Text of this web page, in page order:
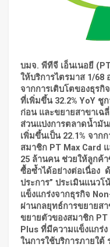
บมจ. พีทีจี เอ็นเนอยี (
ให้บริการไตรมาส 1/68
จากการเติบโตของธุรกิจ
ที่เพิ่มขึ้น 32.2% YoY ชู
ก่อน และขยายสาขาเฉ
ส่วนแบ่งการตลาดน้ำมั
เพิ่มขึ้นเป็น 22.1% จาก
สมาชิก PT Max Card
25 ล้านคน ช่วยให้ลูกค้า
ซื้อซ้ำได้อย่างต่อเนื่อง
ประการ” ประเมินแนวโ
แข็งแกร่งจากธุรกิจ
ผ่านกลยุทธ์การขยายส
ขยายตัวของสมาชิก PT
Plus ที่มีความแข็งแกร่ง
ในการใช้บริการภายใต้